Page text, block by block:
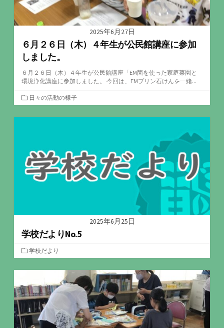
2025年6月27日
６月２６日（木）４年生が公民館講座に参加
しました。
６月２６日（木）４年生が公民館講座「EM菌を使った家庭菜園と
環境浄化講座に参加しました。 今回は、EMプリン石けんを一緒...
カ
テ
ゴ
日々の活動の様子
2025年6月25日
学校だよりNo.5
カ
テ
ゴ
ー
学校だより